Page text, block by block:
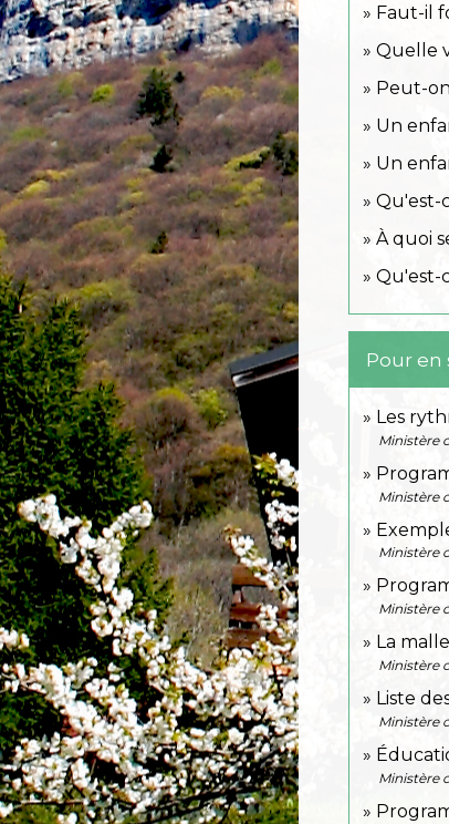
Faut-il
Quelle
Peut-
Un
Un
Qu'est-
À quoi
Qu'est-
Pour en
Les
Ministère
Ministère
Ministère
Ministère
La
Ministère
Liste
Ministère
Ministère